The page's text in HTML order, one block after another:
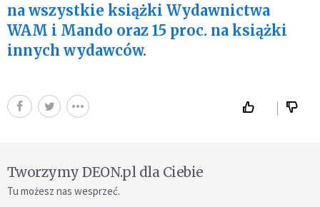
na wszystkie książki Wydawnictwa
WAM i Mando oraz 15 proc. na książki
innych wydawców.
Tworzymy DEON.pl dla Ciebie
Tu możesz nas wesprzeć.